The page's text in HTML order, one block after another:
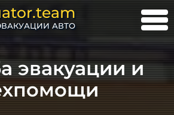
АВТО
эвакуации и